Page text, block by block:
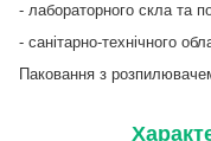
- лабораторного скла та
- санітарно-технічного
Паковання з